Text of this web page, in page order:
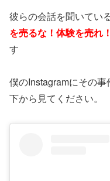
彼らの会話を聞いてい
を売るな！体験を売れ
す
僕のInstagramにその
下から見てください。